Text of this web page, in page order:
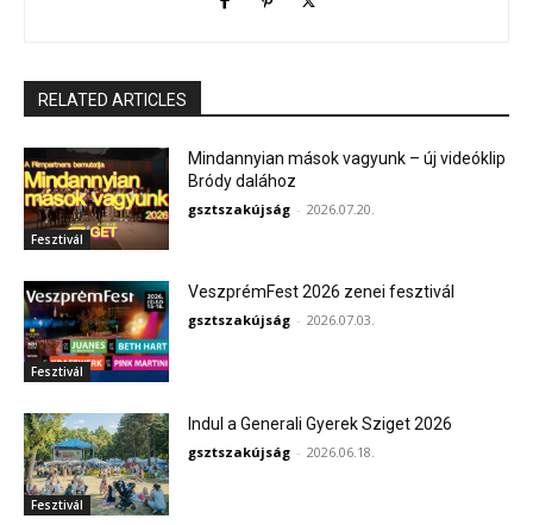
RELATED ARTICLES
Fesztivál
Mindannyian mások vagyunk – új videóklip
Bródy dalához
gsztszakújság - 2026.07.20.
Fesztivál
VeszprémFest 2026 zenei fesztivál
gsztszakújság - 2026.07.03.
Fesztivál
Indul a Generali Gyerek Sziget 2026
gsztszakújság - 2026.06.18.